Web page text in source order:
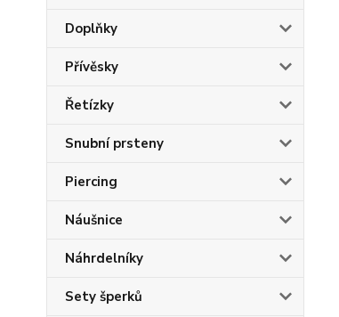
Doplňky
Přívěsky
Řetízky
Snubní prsteny
Piercing
Náušnice
Náhrdelníky
Sety šperků